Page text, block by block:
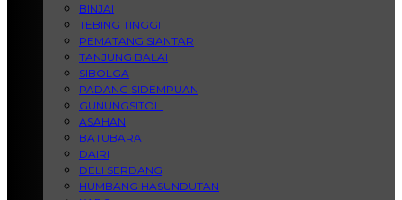
BINJAI
TEBING TINGGI
PEMATANG SIANTAR
TANJUNG BALAI
SIBOLGA
PADANG SIDEMPUAN
GUNUNGSITOLI
ASAHAN
BATUBARA
DAIRI
DELI SERDANG
HUMBANG HASUNDUTAN